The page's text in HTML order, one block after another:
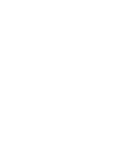
e outros